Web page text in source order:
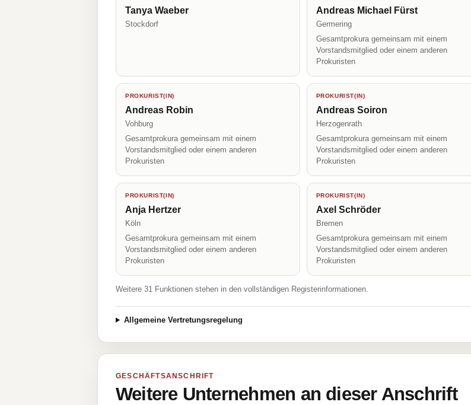
Tanya Waeber
Stockdorf
Andreas Michael Fürst
Germering
Gesamtprokura gemeinsam mit einem
Vorstandsmitglied oder einem anderen
Prokuristen
PROKURIST(IN)
Andreas Robin
Vohburg
Gesamtprokura gemeinsam mit einem
Vorstandsmitglied oder einem anderen
Prokuristen
PROKURIST(IN)
Andreas Soiron
Herzogenrath
Gesamtprokura gemeinsam mit einem
Vorstandsmitglied oder einem anderen
Prokuristen
PROKURIST(IN)
Anja Hertzer
Köln
Gesamtprokura gemeinsam mit einem
Vorstandsmitglied oder einem anderen
Prokuristen
PROKURIST(IN)
Axel Schröder
Bremen
Gesamtprokura gemeinsam mit einem
Vorstandsmitglied oder einem anderen
Prokuristen
Weitere 31 Funktionen stehen in den vollständigen Registerinformationen.
Allgemeine Vertretungsregelung
GESCHÄFTSANSCHRIFT
Weitere Unternehmen an dieser Anschrift